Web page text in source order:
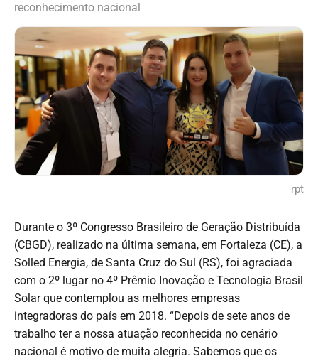
reconhecimento nacional
rpt
Durante o 3º Congresso Brasileiro de Geração Distribuída
(CBGD), realizado na última semana, em Fortaleza (CE), a
Solled Energia, de Santa Cruz do Sul (RS), foi agraciada
com o 2º lugar no 4º Prêmio Inovação e Tecnologia Brasil
Solar que contemplou as melhores empresas
integradoras do país em 2018. “Depois de sete anos de
trabalho ter a nossa atuação reconhecida no cenário
nacional é motivo de muita alegria. Sabemos que os